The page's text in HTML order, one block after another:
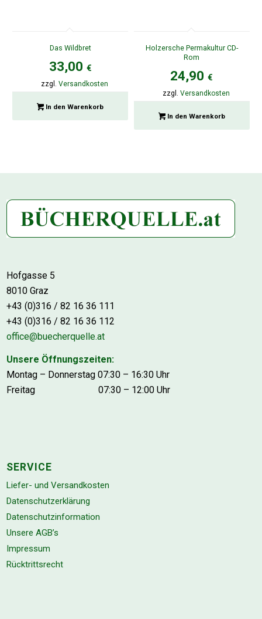
Das Wildbret
33,00 €
zzgl.Versandkosten
In den Warenkorb
Holzersche Permakultur CD-
Rom
24,90€
zzgl. Versandkosten
In den Warenkorb
Hofgasse 5
8010 Graz
+43 (0)316 / 82 16 36 111
+43 (0)316 / 82 16 36 112
office@buecherquelle.at
Unsere Öffnungszeiten:
Montag – Donnerstag 07:30 – 16:30 Uhr
Freitag 07:30 – 12:00 Uhr
SERVICE
Liefer- und Versandkosten
Datenschutzerklärung
Datenschutzinformation
Unsere AGB’s
Impressum
Rücktrittsrecht